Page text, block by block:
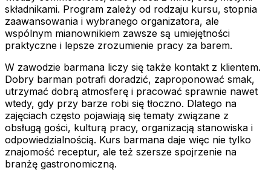
składnikami. Program zależy od rodzaju kursu, stopnia
zaawansowania i wybranego organizatora, ale
wspólnym mianownikiem zawsze są umiejętności
praktyczne i lepsze zrozumienie pracy za barem.
W zawodzie barmana liczy się także kontakt z klientem.
Dobry barman potrafi doradzić, zaproponować smak,
utrzymać dobrą atmosferę i pracować sprawnie nawet
wtedy, gdy przy barze robi się tłoczno. Dlatego na
zajęciach często pojawiają się tematy związane z
obsługą gości, kulturą pracy, organizacją stanowiska i
odpowiedzialnością. Kurs barmana daje więc nie tylko
znajomość receptur, ale też szersze spojrzenie na
branżę gastronomiczną.